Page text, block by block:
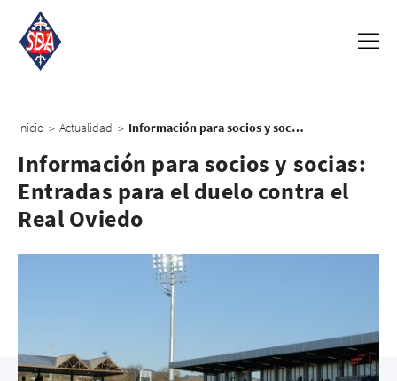
Inicio > Actualidad > Información para socios y socias: Entradas para el duelo contra el Real Oviedo
Información para socios y socias:
Entradas para el duelo contra el
Real Oviedo